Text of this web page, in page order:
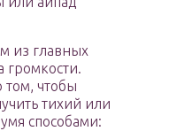
из главных
громкости.
том, чтобы
тихий или
способами: